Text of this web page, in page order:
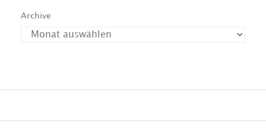
Archive